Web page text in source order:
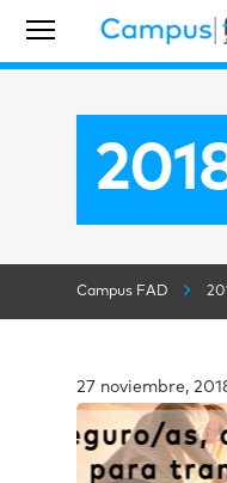
Campus FAD
27 noviembre,